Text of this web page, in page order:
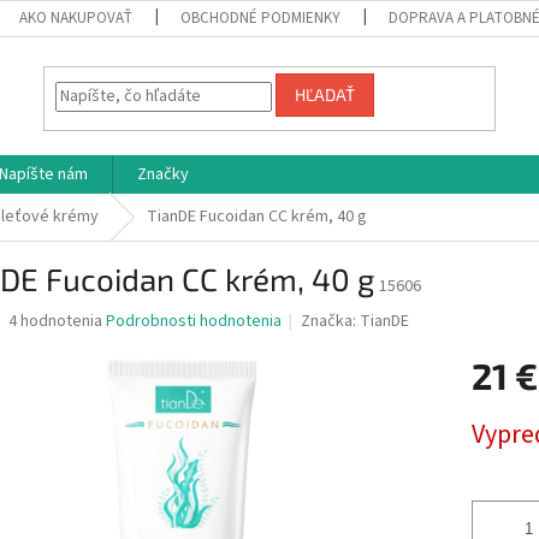
AKO NAKUPOVAŤ OBCHODNÉ PODMIENKY DOPRAVA A PLATOBNÉ
HĽADAŤ
Napíšte nám
Značky
krémy TianDE Fucoidan CC krém, 40 g
Fucoidan CC krém, 40 g 15606
Priemerné
4 hodnotenia Podrobnosti hodnotenia Značka: TianDE
21 €
cena: